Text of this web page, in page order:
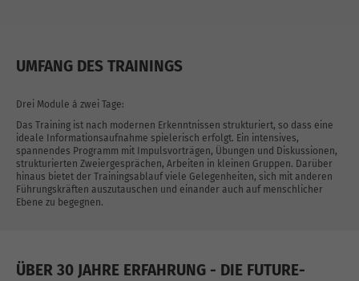
UMFANG DES TRAININGS
Drei Module á zwei Tage:
Das Training ist nach modernen Erkenntnissen strukturiert, so dass eine
ideale Informationsaufnahme spielerisch erfolgt. Ein intensives,
spannendes Programm mit Impulsvorträgen, Übungen und Diskussionen,
strukturierten Zweiergesprächen, Arbeiten in kleinen Gruppen. Darüber
hinaus bietet der Trainingsablauf viele Gelegenheiten, sich mit anderen
Führungskräften auszutauschen und einander auch auf menschlicher
Ebene zu begegnen.
ÜBER 30 JAHRE ERFAHRUNG - DIE FUTURE-